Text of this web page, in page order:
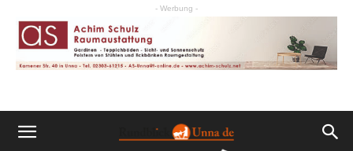
- Werbung -